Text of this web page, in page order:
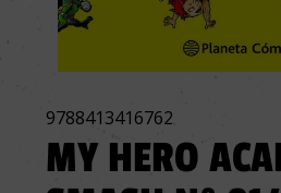
9788413416762
MY HERO